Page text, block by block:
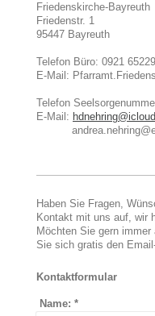
Friedenskirche-Bayreuth
Friedenstr. 1
95447 Bayreuth
Telefon Büro: 0921 65229
E-Mail:
Telefon
E-Mail:
Haben Sie Fragen,
Kontakt mit uns auf, wir
Möchten Sie gern
Sie sich gratis den
Kontaktformular
Name: *